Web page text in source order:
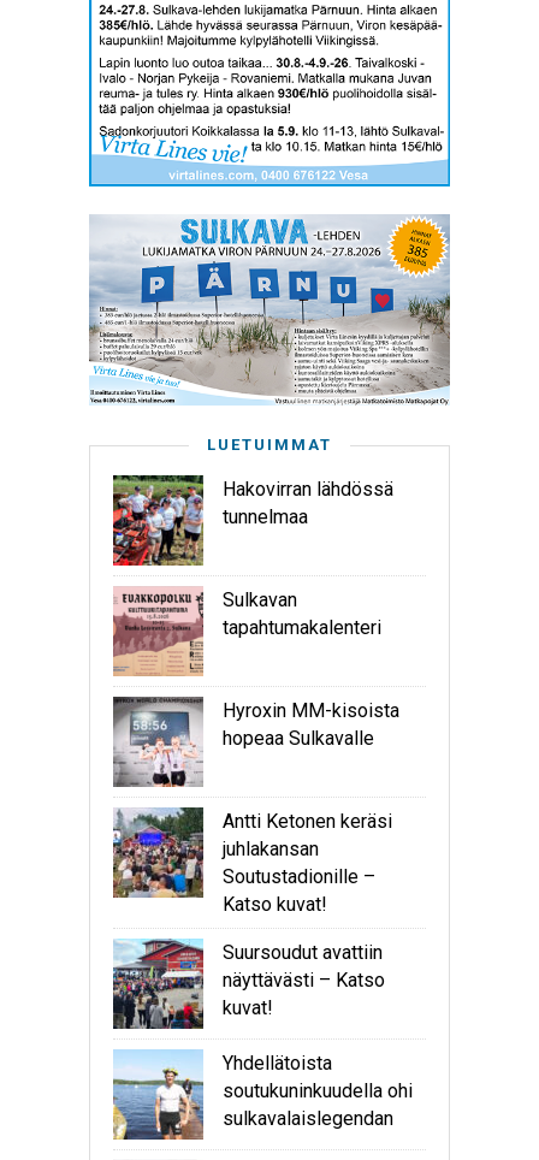
LUETUIMMAT
Hakovirran lähdössä
tunnelmaa
Sulkavan
tapahtumakalenteri
Hyroxin MM-kisoista
hopeaa Sulkavalle
Antti Ketonen keräsi
juhlakansan
Soutustadionille –
Katso kuvat!
Suursoudut avattiin
näyttävästi – Katso
kuvat!
Yhdellätoista
soutukuninkuudella ohi
sulkavalaislegendan